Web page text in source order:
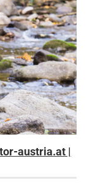
austria.at |